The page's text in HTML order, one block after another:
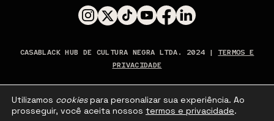
CASABLACK HUB DE CULTURA NEGRA LTDA. 2024 | TERMOS E
PRIVACIDADE
Utilizamos cookiespara personalizar sua experiência. Ao
prosseguir, você aceita nossos termos e privacidade.